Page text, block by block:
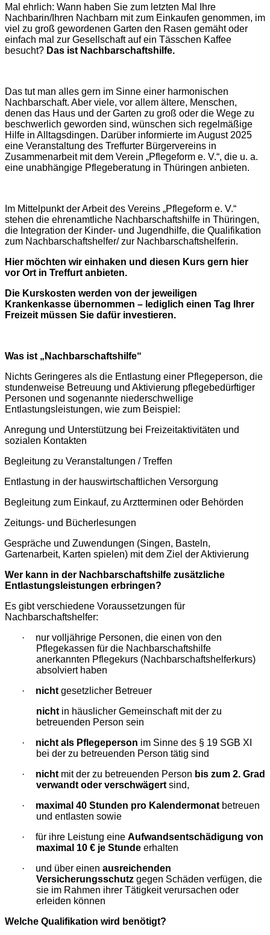
Mal ehrlich: Wann haben Sie zum letzten Mal Ihre
Nachbarin/Ihren Nachbarn mit zum Einkaufen genommen, im
viel zu groß gewordenen Garten den Rasen gemäht oder
einfach mal zur Gesellschaft auf ein Tässchen Kaffee
besucht? Das ist Nachbarschaftshilfe.
Das tut man alles gern im Sinne einer harmonischen
Nachbarschaft. Aber viele, vor allem ältere, Menschen,
denen das Haus und der Garten zu groß oder die Wege zu
beschwerlich geworden sind, wünschen sich regelmäßige
Hilfe in Alltagsdingen. Darüber informierte im August 2025
eine Veranstaltung des Treffurter Bürgervereins in
Zusammenarbeit mit dem Verein „Pflegeform e. V.“, die u. a.
eine unabhängige Pflegeberatung in Thüringen anbieten.
Im Mittelpunkt der Arbeit des Vereins „Pflegeform e. V.“
stehen die ehrenamtliche Nachbarschaftshilfe in Thüringen,
die Integration der Kinder- und Jugendhilfe, die Qualifikation
zum Nachbarschaftshelfer/ zur Nachbarschaftshelferin.
Hier möchten wir einhaken und diesen Kurs gern hier
vor Ort in Treffurt anbieten.
Die Kurskosten werden von der jeweiligen
Krankenkasse übernommen – lediglich einen Tag Ihrer
Freizeit müssen Sie dafür investieren.
Was ist „Nachbarschaftshilfe“
Nichts Geringeres als die Entlastung einer Pflegeperson, die
stundenweise Betreuung und Aktivierung pflegebedürftiger
Personen und sogenannte niederschwellige
Entlastungsleistungen, wie zum Beispiel:
Anregung und Unterstützung bei Freizeitaktivitäten und
sozialen Kontakten
Begleitung zu Veranstaltungen / Treffen
Entlastung in der hauswirtschaftlichen Versorgung
Begleitung zum Einkauf, zu Arztterminen oder Behörden
Zeitungs- und Bücherlesungen
Gespräche und Zuwendungen (Singen, Basteln,
Gartenarbeit, Karten spielen) mit dem Ziel der Aktivierung
Wer kann in der Nachbarschaftshilfe zusätzliche
Entlastungsleistungen erbringen?
Es gibt verschiedene Voraussetzungen für
Nachbarschaftshelfer:
·
nur volljährige Personen, die einen von den
Pflegekassen für die Nachbarschaftshilfe
anerkannten Pflegekurs (Nachbarschaftshelferkurs)
absolviert haben
·
nicht gesetzlicher Betreuer
nicht in häuslicher Gemeinschaft mit der zu
betreuenden Person sein
·
nicht als Pflegeperson im Sinne des § 19 SGB XI
bei der zu betreuenden Person tätig sind
·
nicht mit der zu betreuenden Person bis zum 2. Grad
verwandt oder verschwägert sind,
·
maximal 40 Stunden pro Kalendermonat betreuen
und entlasten sowie
·
für ihre Leistung eine Aufwandsentschädigung von
maximal 10 € je Stunde erhalten
·
und über einen ausreichenden
Versicherungsschutz gegen Schäden verfügen, die
sie im Rahmen ihrer Tätigkeit verursachen oder
erleiden können
Welche Qualifikation wird benötigt?